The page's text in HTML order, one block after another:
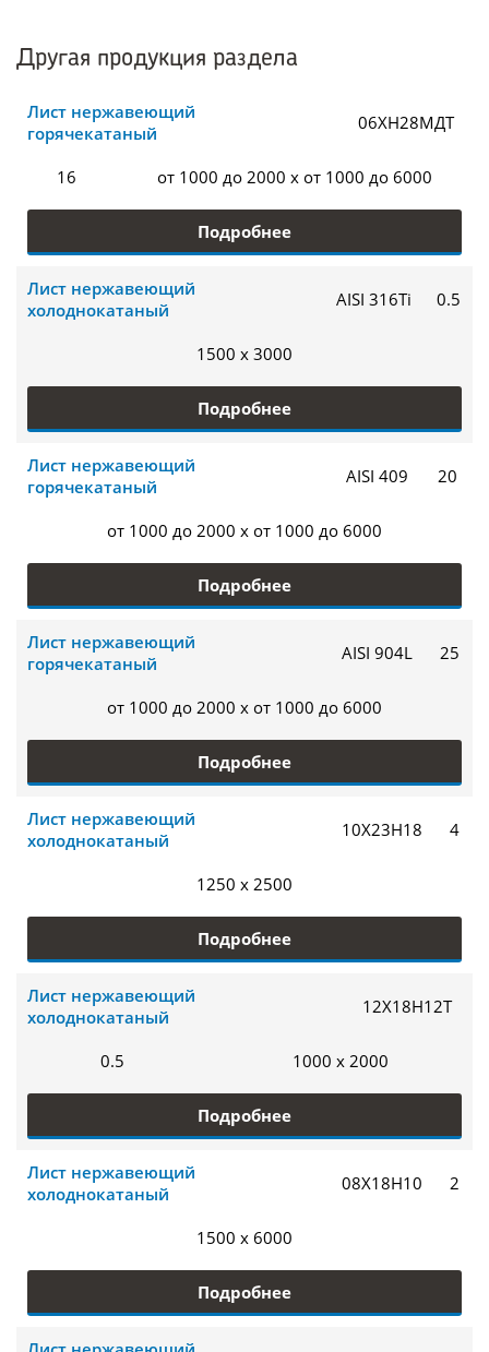
Другая продукция раздела
Лист нержавеющий
горячекатаный
06ХН28МДТ
16 от 1000 до 2000 x от 1000 до 6000
Подробнее
Лист нержавеющий
холоднокатаный
AISI 316Ti 0.5
1500 x 3000
Подробнее
Лист нержавеющий
горячекатаный
AISI 409 20
от 1000 до 2000 x от 1000 до 6000
Подробнее
Лист нержавеющий
горячекатаный
AISI 904L 25
от 1000 до 2000 x от 1000 до 6000
Подробнее
Лист нержавеющий
холоднокатаный
10Х23Н18 4
1250 x 2500
Подробнее
Лист нержавеющий
холоднокатаный
12Х18Н12Т
0.5 1000 x 2000
Подробнее
Лист нержавеющий
холоднокатаный
08Х18Н10 2
1500 x 6000
Подробнее